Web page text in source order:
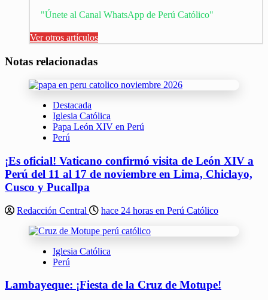
"Únete al Canal WhatsApp de Perú Católico"
Ver otros artículos
Notas relacionadas
Destacada
Iglesia Católica
Papa León XIV en Perú
Perú
¡Es oficial! Vaticano confirmó visita de León XIV a
Perú del 11 al 17 de noviembre en Lima, Chiclayo,
Cusco y Pucallpa
Redacción Central hace 24 horas en Perú Católico
Iglesia Católica
Perú
Lambayeque: ¡Fiesta de la Cruz de Motupe!